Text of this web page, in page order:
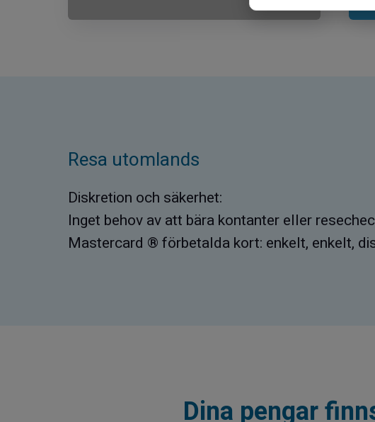
Resa utomlands
Diskretion och säkerhet:
Inget behov av att bära kontanter eller
Mastercard ® förbetalda kort: enkelt, enkelt,
Dina pengar